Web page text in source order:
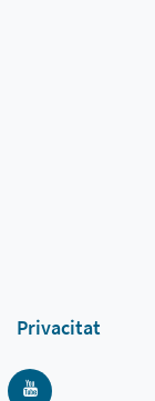
Privacitat